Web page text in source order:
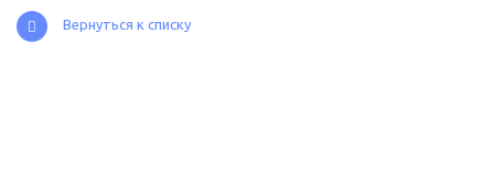
Вернуться к списку